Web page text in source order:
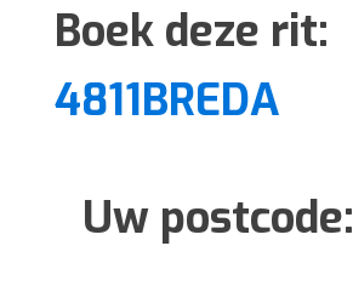
Boek deze rit:
4811BREDA
Uw postcode: